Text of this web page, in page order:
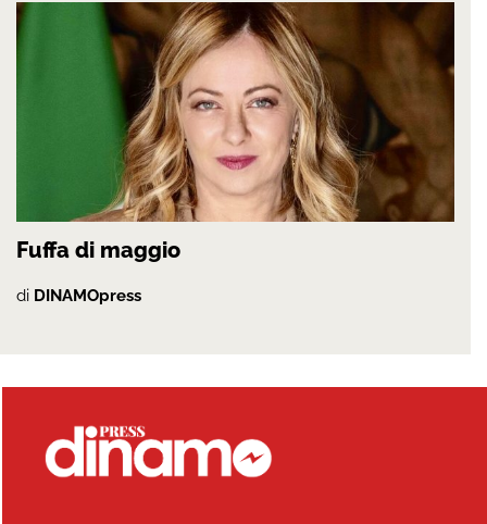
Fuffa di maggio
di DINAMOpress